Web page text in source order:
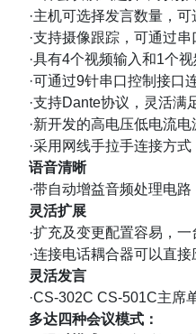
·主机可选择发言数量，
·支持摄像跟踪，可通过
·具有4个视频输入和1个
·可通过9针串口控制接口
·支持Dante协议，灵活满
·新开发的高电压低电流
·采用网线手拉手连接方
语音清晰
·带自动增益音频处理电
灵活扩展
·扩充及变更配置容易，
·连接电话耦合器可以直接
灵活发言
·CS-302C CS-501C主席
多达四种会议模式：